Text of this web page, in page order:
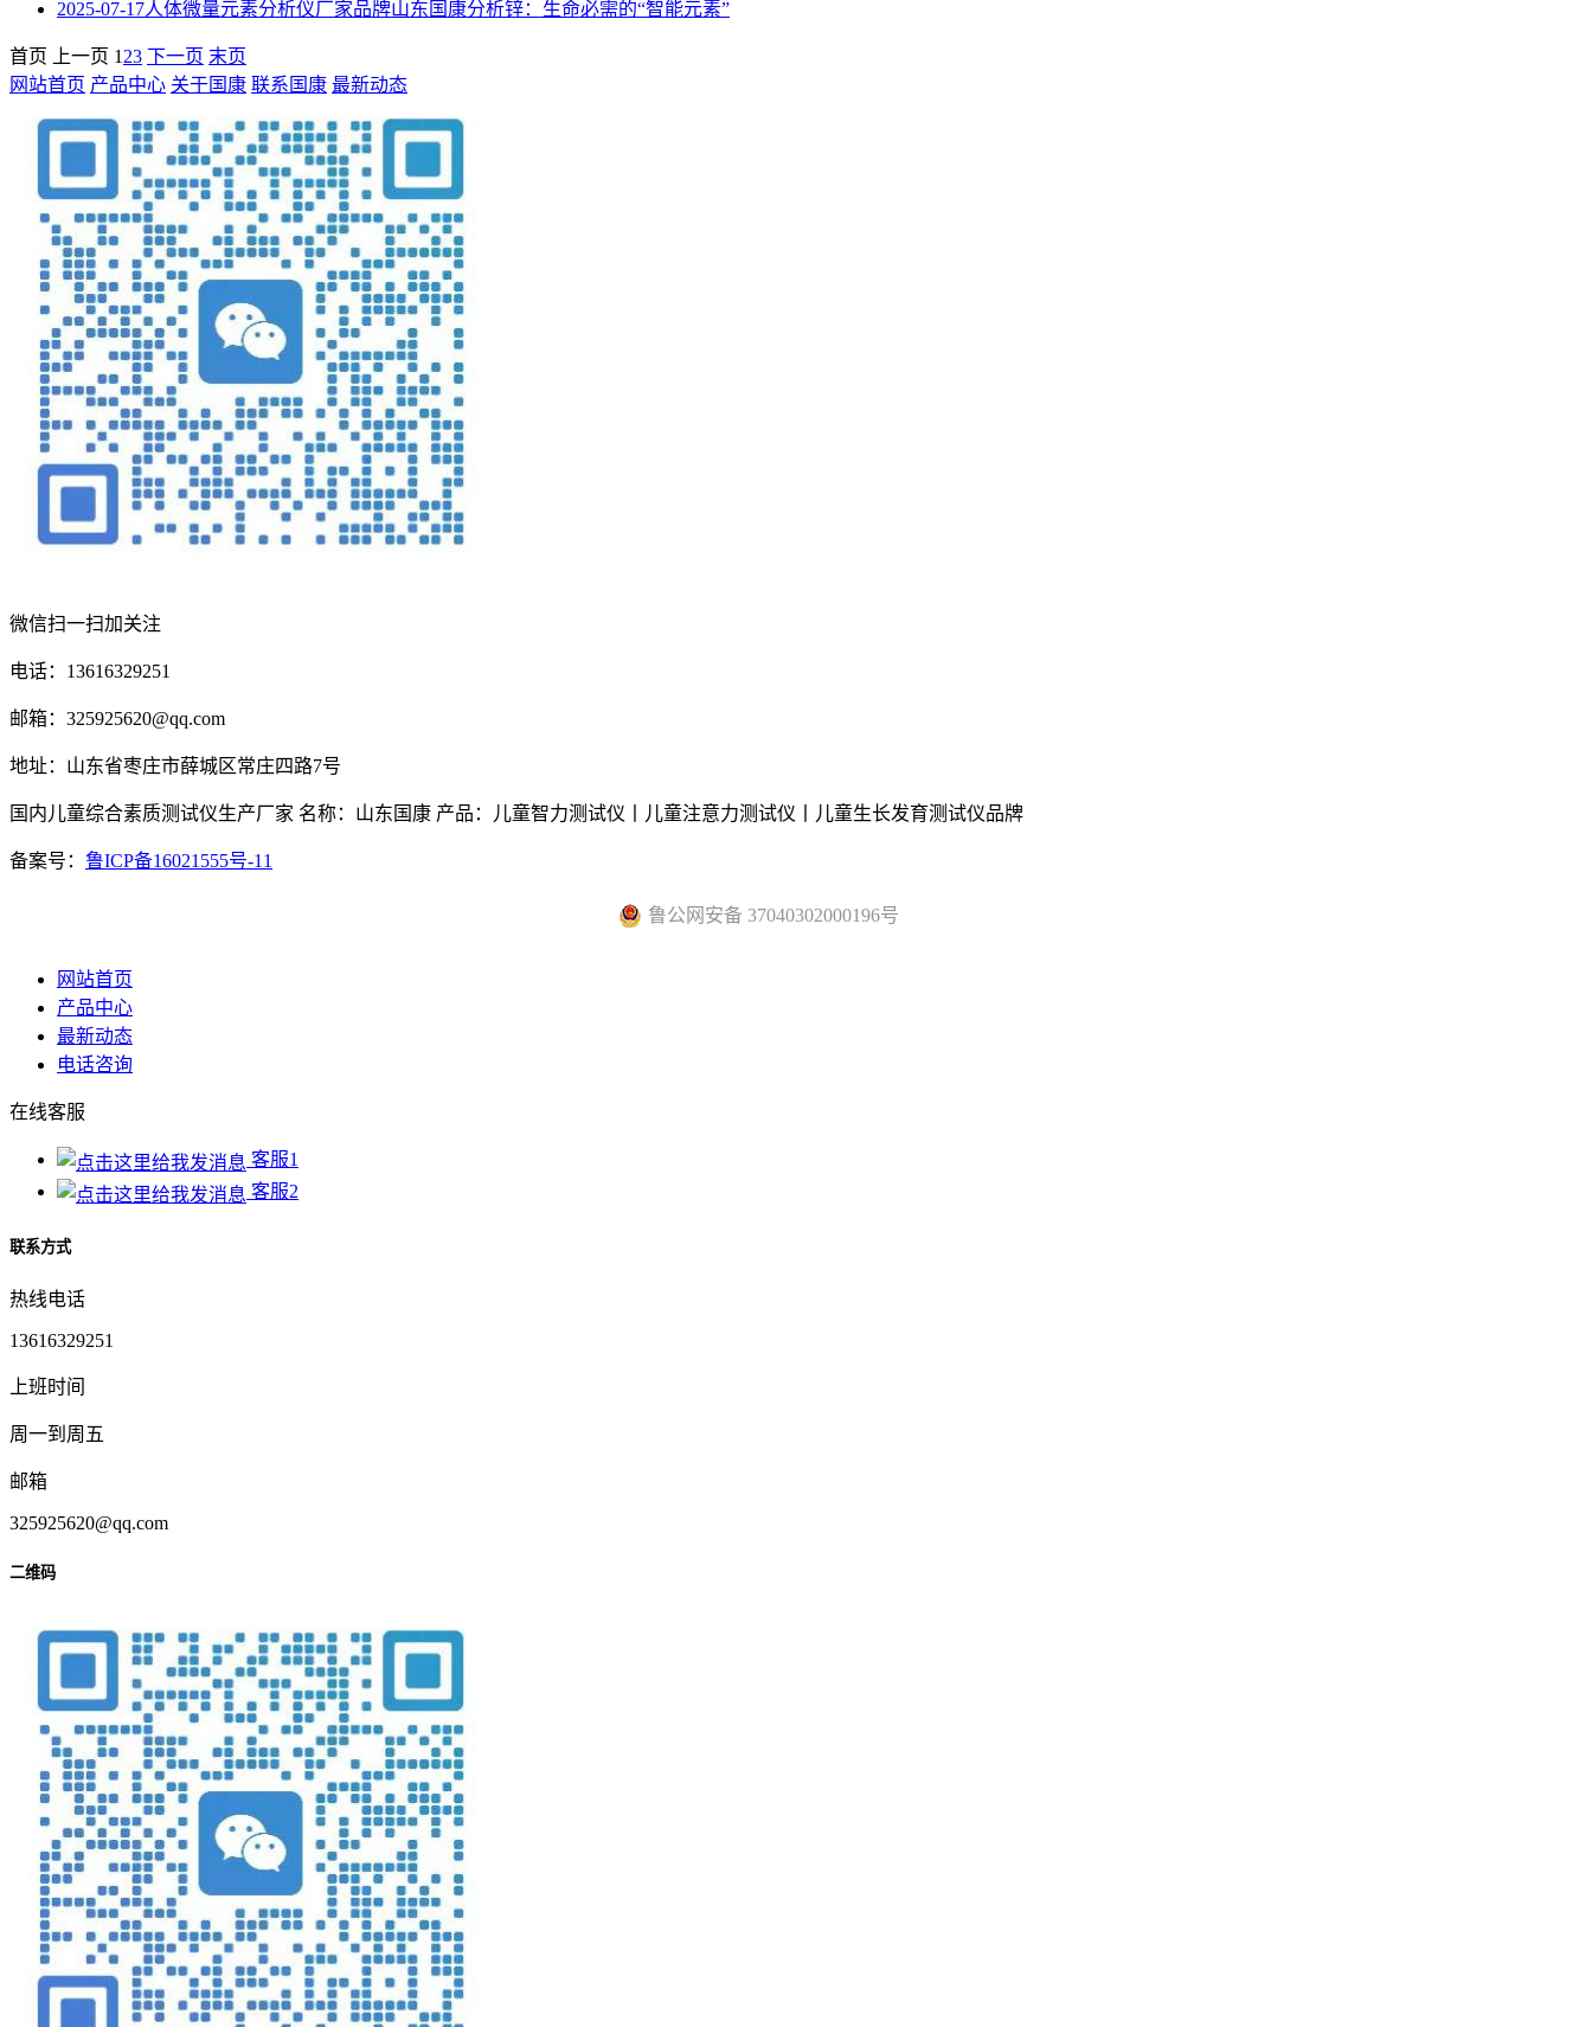
2025-07-17人体微量元素分析仪厂家品牌山东国康分析锌：生命必需的“智能元素”
首页 上一页 1 23 下一页 末页
网站首页 产品中心 关于国康 联系国康 最新动态
微信扫一扫加关注
电话：13616329251
邮箱：325925620@qq.com
地址：山东省枣庄市薛城区常庄四路7号
国内儿童综合素质测试仪生产厂家 名称：山东国康 产品：儿童智力测试仪丨儿童注意力测试仪丨儿童生长发育测试仪品牌
备案号： 鲁ICP备16021555号-11
鲁公网安备 37040302000196号
网站首页
产品中心
最新动态
电话咨询
在线客服
客服1
客服2
联系方式
热线电话
13616329251
上班时间
周一到周五
邮箱
325925620@qq.com
二维码